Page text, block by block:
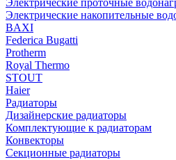
Электрические проточные
Электрические накопительные
BAXI
Federica Bugatti
Protherm
Royal Thermo
STOUT
Haier
Радиаторы
Дизайнерские радиаторы
Комплектующие к радиаторам
Конвекторы
Секционные радиаторы